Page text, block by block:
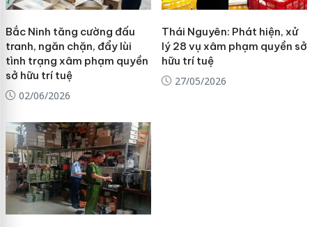
Bắc Ninh tăng cường đấu
tranh, ngăn chặn, đẩy lùi
tình trạng xâm phạm quyền
sở hữu trí tuệ
02/06/2026
Thái Nguyên: Phát hiện, xử
lý 28 vụ xâm phạm quyền sở
hữu trí tuệ
27/05/2026